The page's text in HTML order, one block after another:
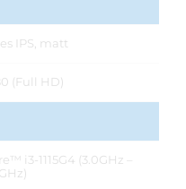
IPS, matt
(Full HD)
i3-1115G4 (3.0GHz –